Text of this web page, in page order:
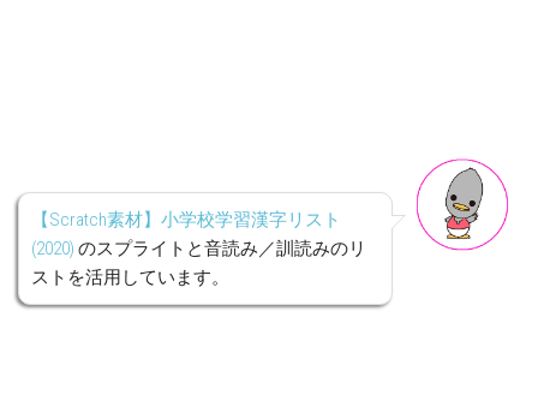
【Scratch素材】小学校学習漢字リスト
(2020) のスプライトと音読み／訓読みのリ
ストを活用しています。